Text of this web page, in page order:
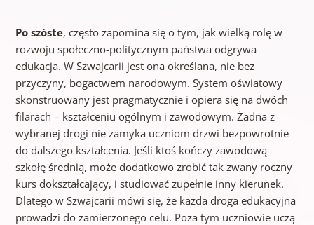
Po szóste, często zapomina się o tym, jak wielką rolę w
rozwoju społeczno-politycznym państwa odgrywa
edukacja. W Szwajcarii jest ona określana, nie bez
przyczyny, bogactwem narodowym. System oświatowy
skonstruowany jest pragmatycznie i opiera się na dwóch
filarach – kształceniu ogólnym i zawodowym. Żadna z
wybranej drogi nie zamyka uczniom drzwi bezpowrotnie
do dalszego kształcenia. Jeśli ktoś kończy zawodową
szkołę średnią, może dodatkowo zrobić tak zwany roczny
kurs dokształcający, i studiować zupełnie inny kierunek.
Dlatego w Szwajcarii mówi się, że każda droga edukacyjna
prowadzi do zamierzonego celu. Poza tym uczniowie uczą